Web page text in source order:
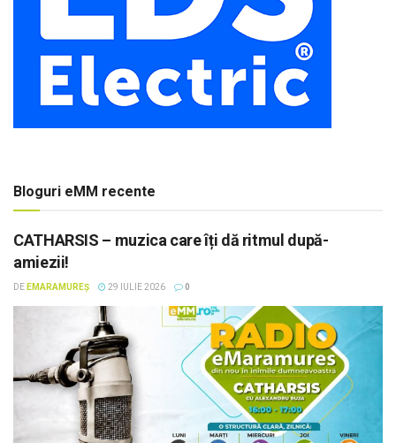
Bloguri eMM recente
CATHARSIS – muzica care îți dă ritmul după-
amiezii!
DE EMARAMUREȘ 29 IULIE 2026 0